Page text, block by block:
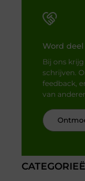
Word
Bij ons
schrijven.
feedback,
van